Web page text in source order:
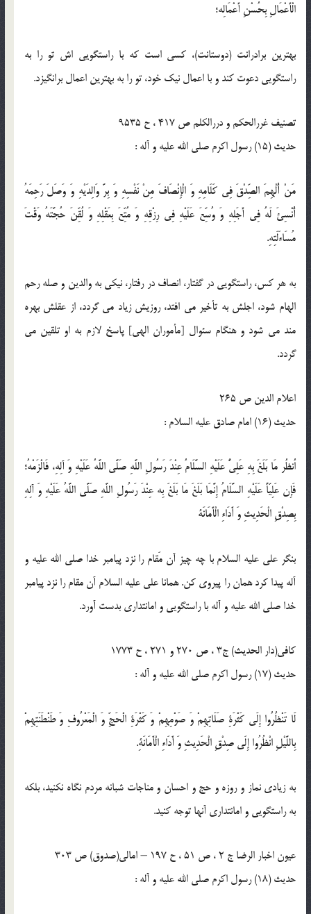
الْأَعْمَالِ بِحُسْنِ أَعْمَالِه‏؛
بهترين برادرانت (دوستانت)، كسى است كه با راستگويى اش تو را به
راستگويى دعوت كند و با اعمال نيك خود، تو را به بهترين اعمال برانگيزد.
تصنیف غررالحکم و دررالکلم ص 417 ، ح 9535
حدیث (15) رسول اكرم صلى الله عليه و آله :
مَنْ أُلْهِمَ الصِّدْقَ فِي كَلَامِهِ وَ الْإِنْصَافَ مِنْ نَفْسِهِ وَ بِرَّ وَالِدَيْهِ وَ وَصَلَ رَحِمَهُ
أُنْسِئَ لَهُ فِي أَجَلِهِ وَ وُسِّعَ عَلَيْهِ فِي رِزْقِهِ وَ مُتِّعَ بِعَقْلِهِ وَ لُقِّنَ حُجَّتَهُ وَقْتَ
مُسَاءَلَتِهِ.
به هر كس، راستگويى در گفتار، انصاف در رفتار، نيكى به والدين و صله رحم
الهام شود، اجلش به تأخير مى افتد، روزيش زياد مى گردد، از عقلش بهره
مند مى شود و هنگام سئوال [مأموران الهى] پاسخ لازم به او تلقين مى
گردد.
اعلام الدين ص 265
حدیث (16) امام صادق عليه السلام :
اُنظُر مَا بَلَغَ بِهِ عَلِيٌّ عَلَيْهِ السَّلَامُ عِنْدَ رَسُولِ اللَّهِ صَلَّى اللَّهُ عَلَيْهِ وَ آلِهِ، فَالْزَمْهُ؛
فَإِن‏ عَلِيّاً عَلَيْهِ السَّلَامُ إِنَّمَا بَلَغَ مَا بَلَغَ بِه‏ عِنْدَ رَسُولِ اللَّهِ صَلَّى اللَّهُ عَلَيْهِ وَ آلِهِ
بِصِدْقِ الْحَدِيثِ وَ أَدَاءِ الْأَمَانَة
بنگر على عليه السلام با چه چيز آن مَقام را نزد پيامبر خدا صلى الله عليه و
آله پيدا كرد همان را پيروى كن. همانا على عليه السلام آن مقام را نزد پيامبر
خدا صلى الله عليه و آله با راستگويى و امانتدارى بدست آورد.
كافى(دار الحدیث) ج3 ، ص 270 و 271 ، ح 1773
حدیث (17) رسول اكرم صلى الله عليه و آله :
لَا تَنْظُرُوا إِلَى كَثْرَةِ صَلَاتِهِمْ وَ صَوْمِهِمْ وَ كَثْرَةِ الْحَجِّ وَ الْمَعْرُوفِ وَ طَنْطَنَتِهِمْ
بِاللَّيْلِ انْظُرُوا إِلَى صِدْقِ الْحَدِيثِ وَ أَدَاءِ الْأَمَانَةِ.
به زيادى نماز و روزه و حج و احسان و مناجات شبانه مردم نگاه نكنيد، بلكه
به راستگويى و امانتدارى آنها توجه كنيد.
عیون اخبار الرضا ج 2 ، ص 51 ، ح 197 – امالی(صدوق) ص 303
حدیث (18) رسول اكرم صلى الله عليه و آله :